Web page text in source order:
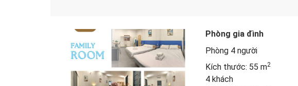
Phòng gia đình
Phòng 4 người
Kích thước: 55 m2
4 khách